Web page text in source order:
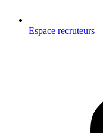
Espace recruteurs